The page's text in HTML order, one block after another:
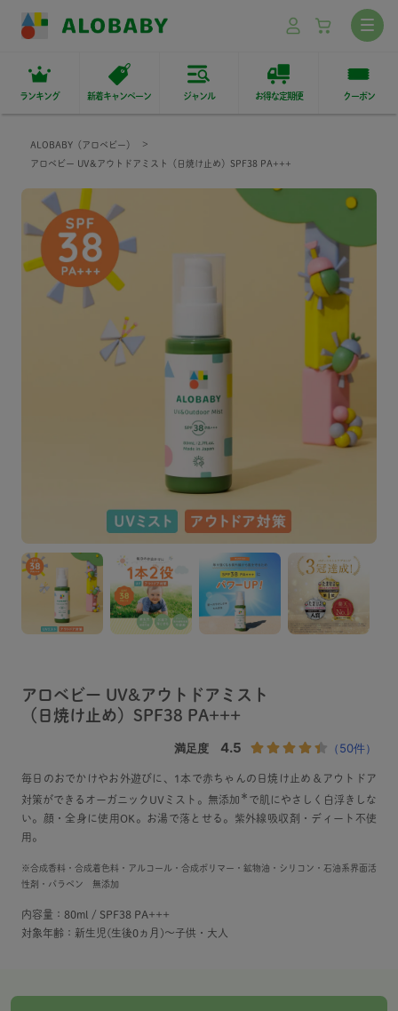
ランキング 新着キャンペーン ジャンル お得な定期便 クーポン
ALOBABY（アロベビー）
アロベビー UV&アウトドアミスト（日焼け止め）SPF38 PA+++
アロベビー UV&アウトドアミスト
（日焼け止め）SPF38 PA+++
毎日のおでかけやお外遊びに、1本で赤ちゃんの日焼け止め＆アウトドア
対策ができるオーガニックUVミスト。無添加 ＊ で肌にやさしく白浮きしな
い。顔・全身に使用OK。お湯で落とせる。紫外線吸収剤・ディート不使
用。
※合成香料・合成着色料・アルコール・合成ポリマー・鉱物油・シリコン・石油系界面活
性剤・パラペン 無添加
内容量：80ml / SPF38 PA+++
対象年齢：新生児(生後0ヵ月)～子供・大人